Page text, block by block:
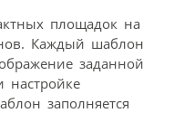
площадок на
Каждый шаблон
заданной
заполняется